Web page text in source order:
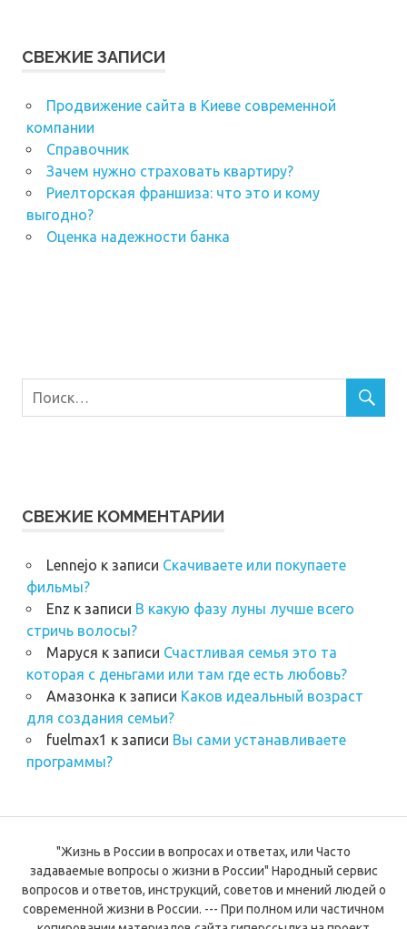
СВЕЖИЕ ЗАПИСИ
Продвижение сайта в Киеве современной
компании
Справочник
Зачем нужно страховать квартиру?
Риелторская франшиза: что это и кому
выгодно?
Оценка надежности банка
СВЕЖИЕ КОММЕНТАРИИ
Lennejo к записи Скачиваете или покупаете
фильмы?
Enz к записи В какую фазу луны лучше всего
стричь волосы?
Маруся к записи Счастливая семья это та
которая с деньгами или там где есть любовь?
Амазонка к записи Каков идеальный возраст
для создания семьи?
fuelmax1 к записи Вы сами устанавливаете
программы?
"Жизнь в России в вопросах и ответах, или Часто
задаваемые вопросы о жизни в России" Народный сервис
вопросов и ответов, инструкций, советов и мнений людей о
современной жизни в России. --- При полном или частичном